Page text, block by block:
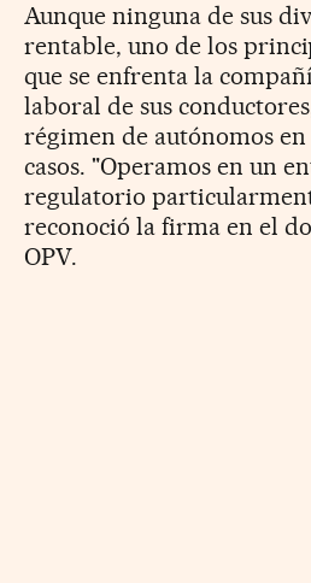
Aunque ninguna de sus
rentable, uno de los
que se enfrenta la
laboral de sus
régimen de autónomos
casos. "Operamos en un
regulatorio
reconoció la firma en el
OPV.